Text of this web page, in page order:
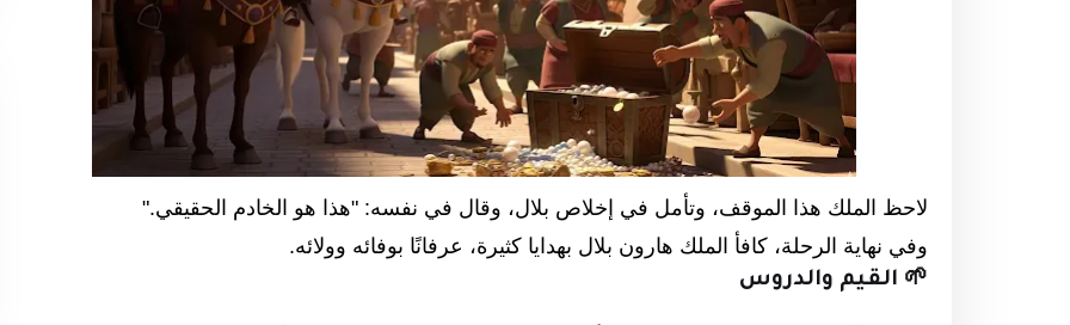
لاحظ الملك هذا الموقف، وتأمل في إخلاص بلال، وقال في نفسه: "هذا هو الخادم الحقيقي."
وفي نهاية الرحلة، كافأ الملك هارون بلال بهدايا كثيرة، عرفانًا بوفائه وولائه.
🌱 القيم والدروس